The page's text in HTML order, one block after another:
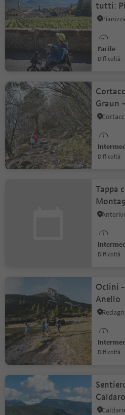
tutti:
Facile
Difficoltà
Graun
Weg -
Difficoltà
Tappa
Difficoltà
Oclini
Anello
Difficoltà
Caldaro